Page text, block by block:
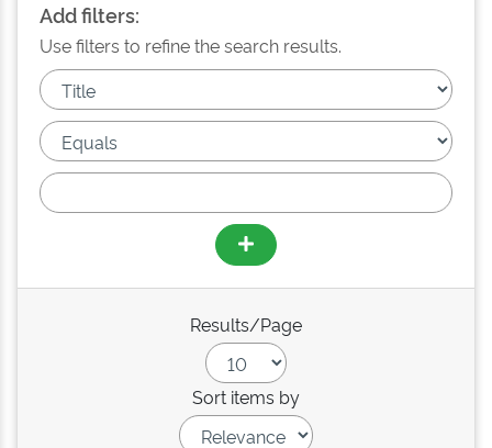
Add filters:
Use filters to refine the search results.
Results/Page
Sort items by